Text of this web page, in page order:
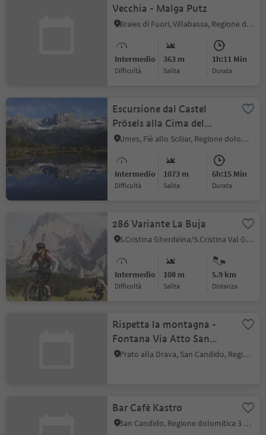
Vecchia - Malga Putz
Braies di Fuori, Villabassa, Regione dolomitica 3 Cime
Intermedio
Difficoltà
363 m
Salita
1h:11 Min
durata
Escursione dal Castel
Prösels alla Cima del
Monte Balzo passando per
Umes, Fiè allo Sciliar, Regione dolomitica Alpe di Siusi
Intermedio
Difficoltà
1073 m
Salita
6h:15 Min
durata
286 Variante La Buja
S.Cristina Gherdëina/S.Cristina Val Gardena, Castelrotto, Regione dolomitica Alpe di Siusi
Intermedio
Difficoltà
108 m
Salita
5.9 km
distanza
Rispetta la montagna -
Fontana Via Atto San
Candido
Prato alla Drava, San Candido, Regione dolomitica 3 Cime
Bar Cafè Kastro
San Candido, Regione dolomitica 3 Cime